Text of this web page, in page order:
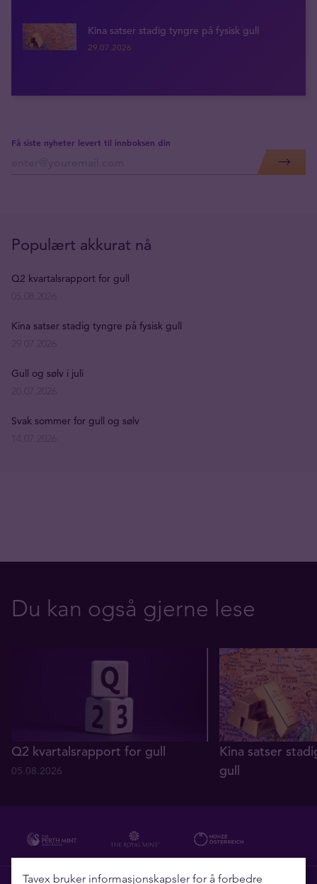
Kina satser stadig tyngre på fysisk gull
29.07.2026
Få siste nyheter levert til innboksen din
Populært akkurat nå
Q2 kvartalsrapport for gull
Kina satser stadig tyngre på fysisk gull
Gull og sølv i juli
Svak sommer for gull og sølv
Du kan også gjerne lese
Q2 kvartalsrapport for gull
05.08.2026
Kina satser
gull
Tavex bruker informasjonskapsler for å forbedre